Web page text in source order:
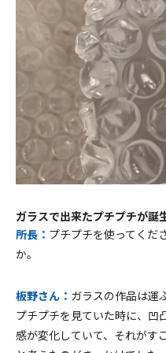
ガラスで出来たプチプチが誕
所長： プチプチを使ってくだ
か。
板野さん： ガラスの作品は運
プチプチを見ていた時に、凹
感が変化していて、それがす